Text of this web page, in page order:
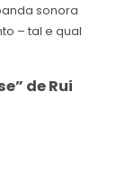
sonora
– tal e qual
de Rui